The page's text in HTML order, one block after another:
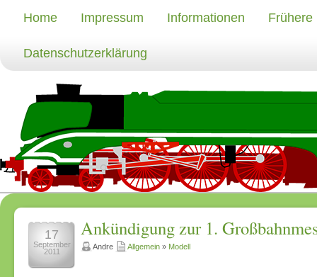
Home Impressum Informationen Frühere
Datenschutzerklärung
17
September
2011
Ankündigung zur 1.
Andre Allgemein » Modell